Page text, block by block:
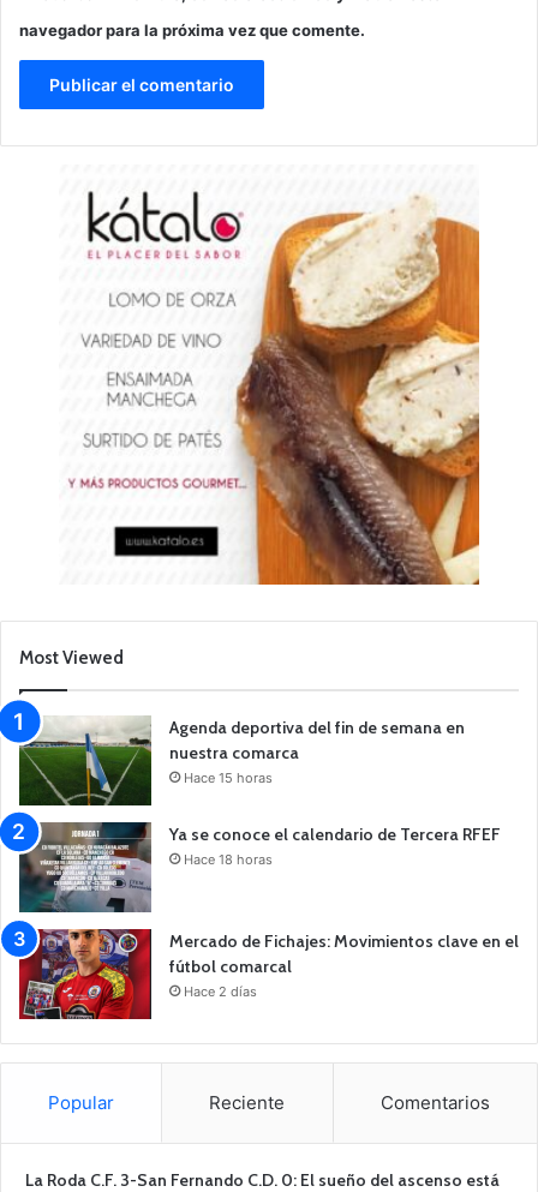
navegador para la próxima vez que comente.
Most Viewed
Agenda deportiva del fin de semana en
nuestra comarca
Hace 15 horas
Ya se conoce el calendario de Tercera RFEF
Hace 18 horas
Mercado de Fichajes: Movimientos clave en el
fútbol comarcal
Hace 2 días
Popular Reciente Comentarios
La Roda C.F. 3-San Fernando C.D. 0: El sueño del ascenso está